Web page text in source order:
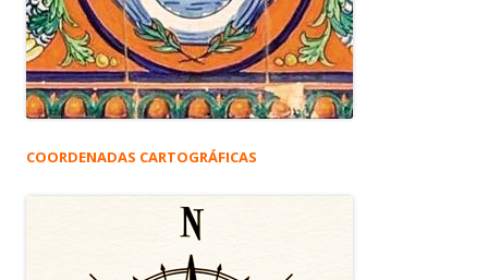
COORDENADAS CARTOGRÁFICAS